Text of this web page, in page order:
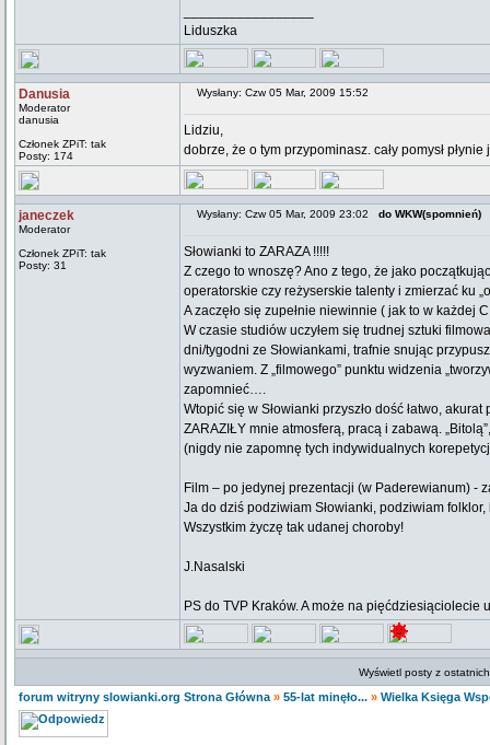
Liduszka
Danusia
Moderator
danusia
Członek ZPiT: tak
Posty: 174
Wysłany: Czw 05 Mar, 2009 15:52
Lidziu,
dobrze, że o tym przypominasz. cały pomysł
janeczek
Moderator
Członek ZPiT: tak
Posty: 31
Wysłany: Czw 05 Mar, 2009 23:02 do WKW(spomnień)
Słowianki to ZARAZA !!!!!
Z czego to wnoszę? Ano z tego, że jako
operatorskie czy reżyserskie talenty i zmierzać ku
A zaczęło się zupełnie niewinnie ( jak to w każdej
W czasie studiów uczyłem się trudnej sztuki
dni/tygodni ze Słowiankami, trafnie snując
wyzwaniem. Z „filmowego” punktu widzenia
zapomnieć….
Wtopić się w Słowianki przyszło dość łatwo,
ZARAZIŁY mnie atmosferą, pracą i zabawą.
(nigdy nie zapomnę tych indywidualnych
Film – po jedynej prezentacji (w Paderewianum) -
Ja do dziś podziwiam Słowianki, podziwiam
Wszystkim życzę tak udanej choroby!
J.Nasalski
PS do TVP Kraków. A może na pięćdziesiąciolecie
Wyświetl posty z
forum witryny slowianki.org Strona Główna » 55-lat minęło... » Wielka Księga